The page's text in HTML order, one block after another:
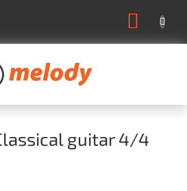
guitar 4/4